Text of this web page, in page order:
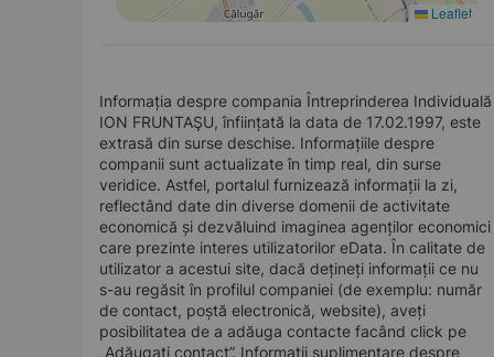
Leaflet
Informația despre compania Întreprinderea Individuală
ION FRUNTAŞU, înființată la data de 17.02.1997, este
extrasă din surse deschise. Informațiile despre
companii sunt actualizate în timp real, din surse
veridice. Astfel, portalul furnizează informații la zi,
reflectând date din diverse domenii de activitate
economică și dezvăluind imaginea agenților economici
care prezinte interes utilizatorilor eData. În calitate de
utilizator a acestui site, dacă dețineți informații ce nu
s-au regăsit în profilul companiei (de exemplu: număr
de contact, poștă electronică, website), aveți
posibilitatea de a adăuga contacte facând click pe
„Adăugați contact”. Informații suplimentare despre